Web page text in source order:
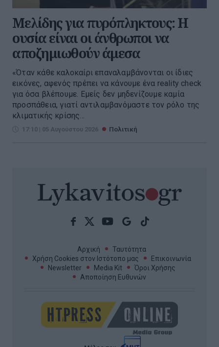
Μελίδης για πυρόπληκτους: Η
ουσία είναι οι άνθρωποι να
αποζημιωθούν άμεσα
«Όταν κάθε καλοκαίρι επαναλαμβάνονται οι ίδιες
εικόνες, αφενός πρέπει να κάνουμε ένα reality check
για όσα βλέπουμε. Εμείς δεν μηδενίζουμε καμία
προσπάθεια, γιατί αντιλαμβανόμαστε τον ρόλο της
κλιματικής κρίσης...
17:10 | 05 Αυγούστου 2026 Πολιτική
Αρχική
Ταυτότητα
Χρήση Cookies στον Ιστότοπο μας
Επικοινωνία
Newsletter
Media Kit
Όροι Χρήσης
Αποποίηση Ευθυνών